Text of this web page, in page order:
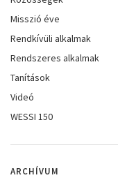
Misszió éve
Rendkívüli alkalmak
Rendszeres alkalmak
Tanítások
Videó
WESSI 150
ARCHÍVUM